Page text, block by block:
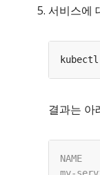
서비스에
결과는 아